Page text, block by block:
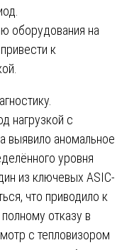
оборудования на
к
нагрузкой с
выявило аномальное
уровня
из ключевых ASIC-
что приводило к
отказу в
с тепловизором